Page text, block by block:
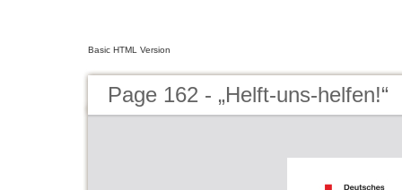
Basic HTML Version
Page 162 - „Helft-uns-helfen!“